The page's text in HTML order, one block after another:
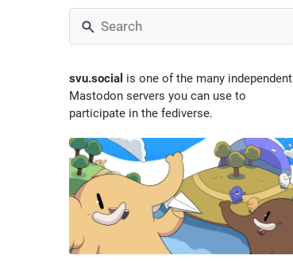
svu.social is one of the many independent
Mastodon servers you can use to
participate in the fediverse.